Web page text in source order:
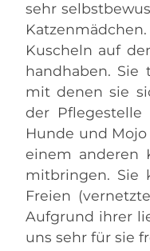
sehr
Kuscheln auf
handhaben.
mit denen sie
der
Hunde und
einem anderen
mitbringen. Sie
Freien
Aufgrund ihrer
uns sehr für sie